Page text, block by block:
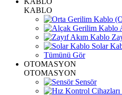
KABLO
Solar
Tümünü Gör
OTOMASYON
OTOMASYON
Sensör